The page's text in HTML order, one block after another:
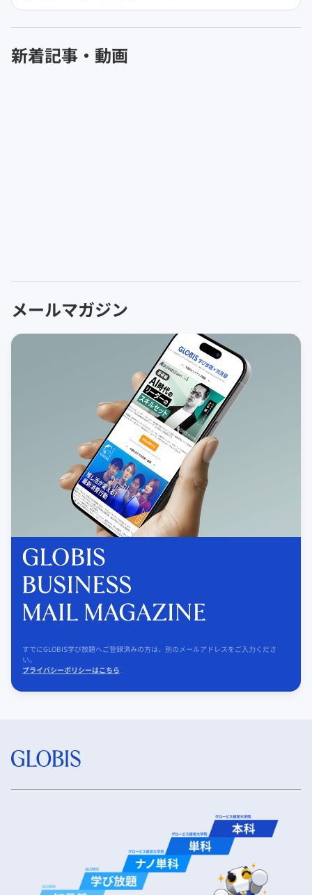
新着記事・動画
メールマガジン
すでにGLOBIS学び放題へご登録済みの方は、別のメールアドレスをご入力くださ
い。
プライバシーポリシーはこちら